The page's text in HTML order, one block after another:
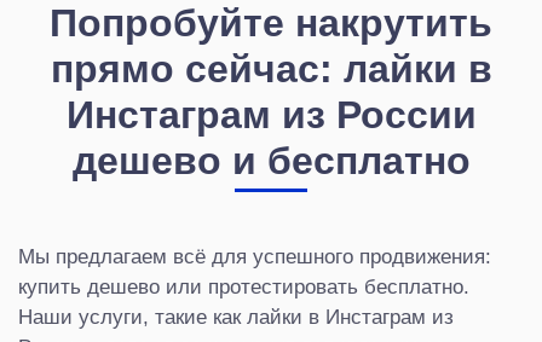
Попробуйте накрутить
прямо сейчас: лайки в
Инстаграм из России
дешево и бесплатно
Мы предлагаем всё для успешного продвижения:
купить дешево или протестировать бесплатно.
Наши услуги, такие как лайки в Инстаграм из